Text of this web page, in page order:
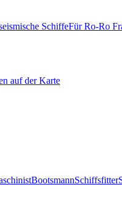
SchiffeFür Ro-Ro
auf der Karte
BootsmannSchiffsfitter